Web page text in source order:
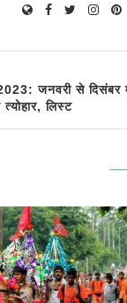
जनवरी से दिसंबर
लिस्ट